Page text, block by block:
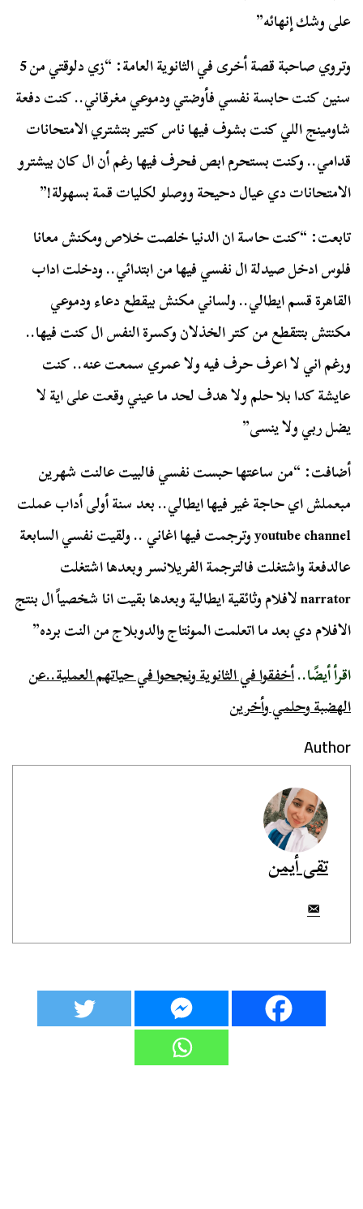
على وشك إنهائه”
وتروي صاحبة قصة أخرى في الثانوية العامة: “زي دلوقتي من 5
سنين كنت حابسة نفسي فأوضتي ودموعي مغرقاني.. كنت دفعة
شاومينج اللي كنت بشوف فيها ناس كتير بتشتري الامتحانات
قدامي.. وكنت بستحرم ابص فحرف فيها رغم أن ال كان بيشترو
الامتحانات دي عيال دحيحة ووصلو لكليات قمة بسهولة!”
تابعت: “كنت حاسة ان الدنيا خلصت خلاص ومكنش معانا
فلوس ادخل صيدلة ال نفسي فيها من ابتدائي.. ودخلت اداب
القاهرة قسم ايطالي.. ولساني مكنش بيقطع دعاء ودموعي
مكنتش بتتقطع من كتر الخذلان وكسرة النفس ال كنت فيها..
ورغم اني لا اعرف حرف فيه ولا عمري سمعت عنه.. كنت
عايشة كدا بلا حلم ولا هدف لحد ما عيني وقعت على اية لا
يضل ربي ولا ينسى”
أضافت: “من ساعتها حبست نفسي فالبيت عالنت شهرين
مبعملش اي حاجة غير فيها ايطالي.. بعد سنة أولى أداب عملت
youtube channel وترجمت فيها اغاني .. ولقيت نفسي السابعة
عالدفعة واشتغلت فالترجمة الفريلانسر وبعدها اشتغلت
narrator لافلام وثائقية ايطالية وبعدها بقيت انا شخصياً ال بنتج
الافلام دي بعد ما اتعلمت المونتاج والدوبلاج من النت برده”
اقرأ أيضًا..أخفقوا في الثانوية ونجحوا في حياتهم العملية..عن
الهضبة وحلمي وأخرين
Author
تقى أيمن